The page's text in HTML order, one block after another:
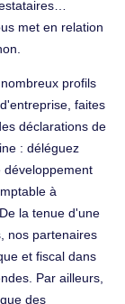
met en relation
profils
faites
déclarations de
: déléguez
développement
à
la tenue d'une
nos partenaires
et fiscal dans
Par ailleurs,
des